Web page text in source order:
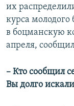
их
курса
в боцманскую
апреля,
– Кто сообщил
Вы долго искали